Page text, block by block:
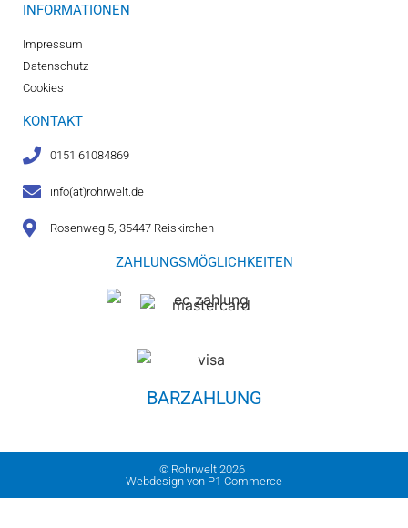
INFORMATIONEN
Impressum
Datenschutz
Cookies
KONTAKT
0151 61084869
info(at)rohrwelt.de
Rosenweg 5, 35447 Reiskirchen
ZAHLUNGSMÖGLICHKEITEN
BARZAHLUNG
© Rohrwelt 2026
Webdesign von P1 Commerce